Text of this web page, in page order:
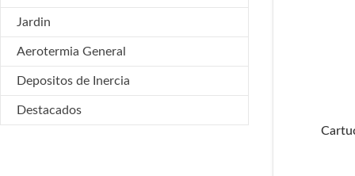
Jardin
Aerotermia General
Depositos de Inercia
Destacados